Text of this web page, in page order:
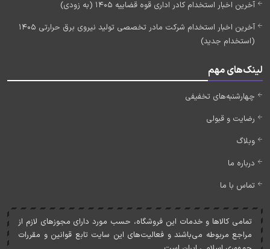
آخرین اخبار استخدام کادر اداری قوه قضاییه 1405 (به زودی)
آخرین اخبار استخدام شرکت مادر تخصصی تولید نیروی برق حرارتی 1405
(استخدام جدید)
لینک‌های مهم
چهارشنبه‌های تخفیفی
رضایت و قبولی
وبلاگ
درباره ما
تماس با ما
تمامی کالاها و خدمات اين فروشگاه، حسب مورد دارای مجوزهای لازم از
مراجع مربوطه می‌باشند و فعاليت‌های اين سايت تابع قوانين و مقررات